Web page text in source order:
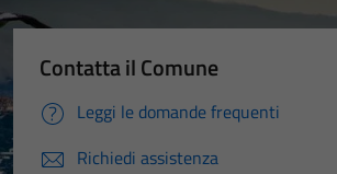
Contatta il Comune
Leggi le domande frequenti
Richiedi assistenza